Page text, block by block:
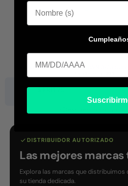
Grandstream Networks GWN7670
$ 1,911.75
DISTRIBUIDOR AUTORIZADO
Las mejores
Explora las marcas que distribuimos
su tienda dedicada.
Cumpleaa